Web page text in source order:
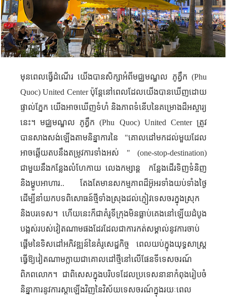
មុនពេលធ្វើដំណើរ យើងបានសិក្សាអំពីមជ្ឈមណ្ឌល ភូគ្វឹក (Phu
Quoc) United Centerប៉ុន្តែនៅពេលដែលយើងបានឃើញដោយ
ផ្ទាល់ភ្នែក យើងអាចឃើញទំហំ និងភាពទំនើបនៃគម្រោងដ៏អស្ចារ្យ
នេះ។ មជ្ឈមណ្ឌល ភូគ្វឹក (Phu Quoc)United Centerត្រូវ
បានសាងសង់ឡើងតាមនិន្នាការនៃ "គោល​ដៅ​មកដល់​មួយដែល​
អាច​ឆ្លើយ​តប​នឹង​​តម្រូវការទាំងអស់ " (one-stop-destination)
ជាមួយនឹងកន្លែង​​លំហែកាយ លេងកម្សាន្ត កន្លែង​ដើរទិញទំនិញ
និង​ម្ហូបអាហារ.. តែងតែមាន​សកម្មភាពដ៏អ៊ូអរទាំងយប់ទាំងថ្ងៃ
ដើម្បីនាំយកបទពិសោធន៍ថ្មីទាំងស្រុងដល់ភ្ញៀវទេសចរក្នុងស្រុក
និងបរទេស។ ហើយនេះក៏ជាគំរូទីក្រុងមិនធ្លាប់គេងនៅឡើយដំបូង
បង្អស់របស់វៀតណាម​ផងដែរដែលជាការកត់សម្គាល់នូវការចាប់
ផ្តើមនៃទិសដៅអភិវឌ្ឍន៍នៃគំរូសេដ្ឋកិច្ច ពេលយប់ក្នុងយុទ្ធសាស្ត្រ
ធ្វើឱ្យវៀតណាមក្លាយជាគោលដៅថ្មីនៅលើផែនទីទេសចរណ៍
ពិភពលោក។ ជាពិសេសក្នុងបរិបទដែលប្រទេសនានាកំពុងរៀបចំ
និន្នាការនូវ​ការស្តាឡើង​វិញនៃវិស័យទេសចរណ៍ក្នុងរយៈពេល